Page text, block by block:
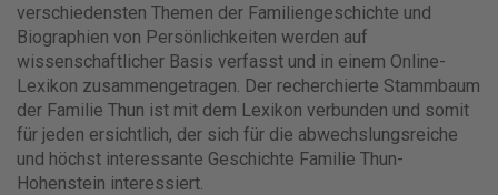
verschiedensten Themen der Familiengeschichte und
Biographien von Persönlichkeiten werden auf
wissenschaftlicher Basis verfasst und in einem Online-
Lexikon zusammengetragen. Der recherchierte Stammbaum
der Familie Thun ist mit dem Lexikon verbunden und somit
für jeden ersichtlich, der sich für die abwechslungsreiche
und höchst interessante Geschichte Familie Thun-
Hohenstein interessiert.